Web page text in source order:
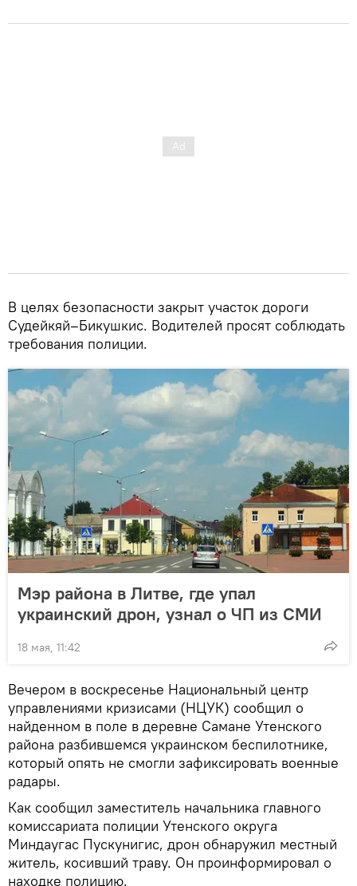
В целях безопасности закрыт участок дороги
Судейкяй–Бикушкис. Водителей просят соблюдать
требования полиции.
Мэр района в Литве, где упал
украинский дрон, узнал о ЧП из СМИ
18 мая, 11:42
Вечером в воскресенье Национальный центр
управлениями кризисами (НЦУК) сообщил о
найденном в поле в деревне Самане Утенского
района разбившемся украинском беспилотнике,
который опять не смогли зафиксировать военные
радары.
Как сообщил заместитель начальника главного
комиссариата полиции Утенского округа
Миндаугас Пускунигис, дрон обнаружил местный
житель, косивший траву. Он проинформировал о
находке полицию.